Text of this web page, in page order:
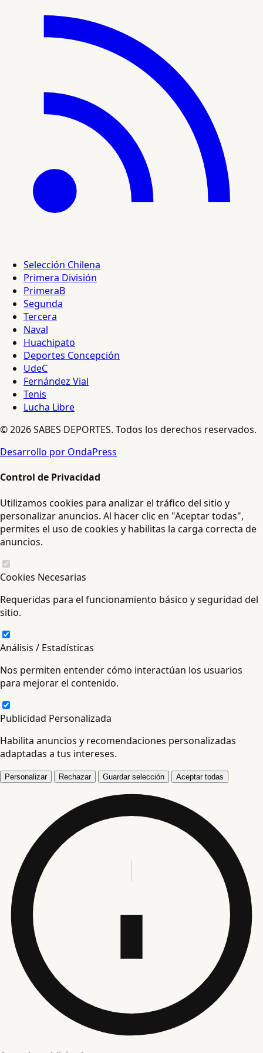
Selección Chilena
Primera División
PrimeraB
Segunda
Tercera
Naval
Huachipato
Deportes Concepción
UdeC
Fernández Vial
Tenis
Lucha Libre
© 2026 SABES DEPORTES. Todos los derechos reservados.
Desarrollo por OndaPress
Control de Privacidad
Utilizamos cookies para analizar el tráfico del sitio y
personalizar anuncios. Al hacer clic en "Aceptar todas",
permites el uso de cookies y habilitas la carga correcta de
anuncios.
Cookies Necesarias
Requeridas para el funcionamiento básico y seguridad del
sitio.
Análisis / Estadísticas
Nos permiten entender cómo interactúan los usuarios
para mejorar el contenido.
Publicidad Personalizada
Habilita anuncios y recomendaciones personalizadas
adaptadas a tus intereses.
Personalizar Rechazar Guardar selección Aceptar todas